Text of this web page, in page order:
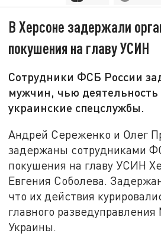
В Херсоне задержали
покушения на главу УСИН
Сотрудники ФСБ России
мужчин, чью деятельность
украинские спецслужбы.
Андрей Сереженко и Олег
задержаны сотрудниками
покушения на главу УСИН
Евгения Соболева.
что их действия
главного
Украины.